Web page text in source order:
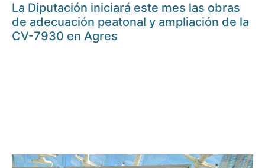
La Diputación iniciará este mes las obras
de adecuación peatonal y ampliación de la
CV-7930 en Agres